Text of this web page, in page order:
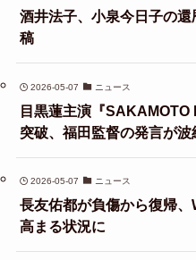
酒井法子、小泉今日子の
稿
2026-05-07 ニュース
目黒蓮主演『SAKAMOTO
突破、福田監督の発言が波
2026-05-07 ニュース
長友佑都が負傷から復帰
高まる状況に